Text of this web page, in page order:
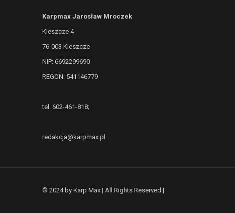
Karpmax Jarosław Mroczek
Kleszcze 4
76-003 Kleszcze
NIP: 6692299690
REGON: 541146779
tel. 602-461-818;
redakcja@karpmax.pl
© 2024 by Karp Max | All Rights Reserved |